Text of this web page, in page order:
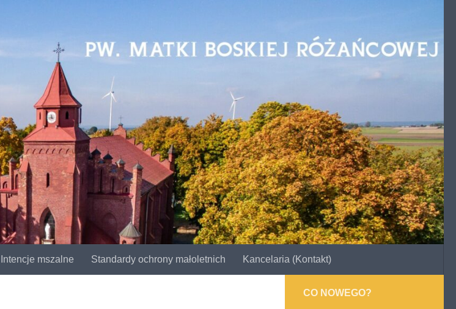
Intencje mszalne Standardy ochrony małoletnich Kancelaria (Kontakt)
CO NOWEGO?